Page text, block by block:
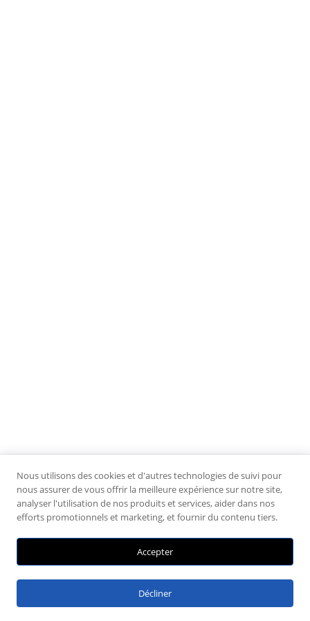
Nous utilisons des cookies et d'autres technologies de suivi pour
nous assurer de vous offrir la meilleure expérience sur notre site,
analyser l'utilisation de nos produits et services, aider dans nos
efforts promotionnels et marketing, et fournir du contenu tiers.
Accepter
Décliner